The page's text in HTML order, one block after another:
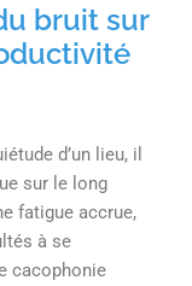
bruit sur
d’un lieu, il
sur le long
fatigue accrue,
à se
cacophonie